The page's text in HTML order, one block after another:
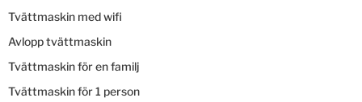
Tvättmaskin med wifi
Avlopp tvättmaskin
Tvättmaskin för en familj
Tvättmaskin för 1 person